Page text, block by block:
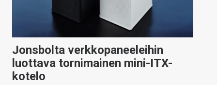
Jonsbolta verkkopaneeleihin
luottava tornimainen mini-ITX-
kotelo